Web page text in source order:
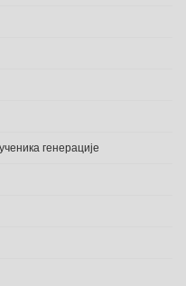
генерације